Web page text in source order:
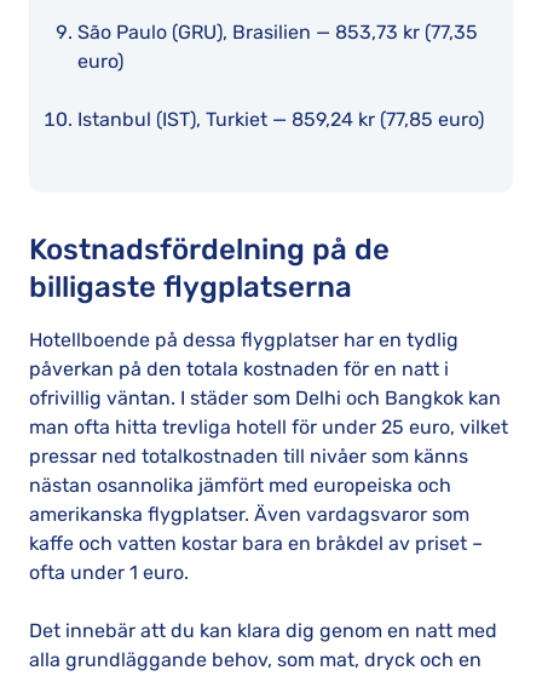
São Paulo (GRU), Brasilien — 853,73 kr (77,35
euro)
Istanbul (IST), Turkiet — 859,24 kr (77,85 euro)
Kostnadsfördelning på de
billigaste flygplatserna
Hotellboende på dessa flygplatser har en tydlig
påverkan på den totala kostnaden för en natt i
ofrivillig väntan. I städer som Delhi och Bangkok kan
man ofta hitta trevliga hotell för under 25 euro, vilket
pressar ned totalkostnaden till nivåer som känns
nästan osannolika jämfört med europeiska och
amerikanska flygplatser. Även vardagsvaror som
kaffe och vatten kostar bara en bråkdel av priset –
ofta under 1 euro.
Det innebär att du kan klara dig genom en natt med
alla grundläggande behov, som mat, dryck och en